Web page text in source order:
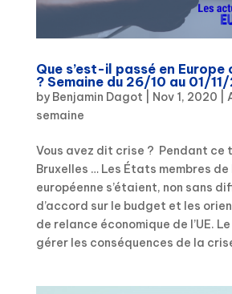
Que s’est-il passé en
? Semaine du 26/10 au 01/
by Benjamin Dagot Nov 1, 2020
semaine
Vous avez dit crise ? Pendant ce
Bruxelles … Les États membres de
européenne s’étaient, non sans
d’accord sur le budget et les
de relance économique de l’UE.
gérer les conséquences de la